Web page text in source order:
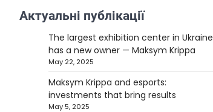
5
управління…
NEWS
The largest exhibition
center in Ukraine has a
new owner — Maksym
Krippa
Актуальні публікації
The largest exhibition center in Ukraine
has a new owner — Maksym Krippa
May 22, 2025
Maksym Krippa and esports:
investments that bring results
May 5, 2025